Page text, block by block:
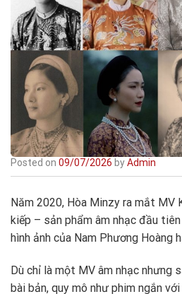
Posted on 09/07/2026 byAdmin
Năm 2020, Hòa Minzy ra mắt MV
kiếp – sản phẩm âm nhạc đầu
hình ảnh của Nam Phương Hoàng
Dù chỉ là một MV âm nhạc nhưng
bài bản, quy mô như phim ngắn